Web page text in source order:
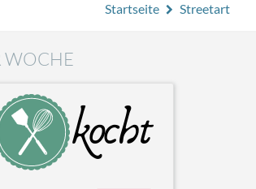
Startseite Streetart
WOCHE